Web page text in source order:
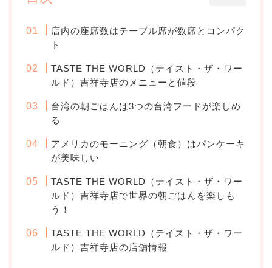
店内の座席数はテーブル席が数席とコンパク
ト
TASTE THE WORLD（テイスト・ザ・ワー
ルド）吉祥寺店のメニューと値段
台湾の朝ごはんは3つの台湾フードが楽しめ
る
アメリカのモーニング（朝食）はパンケーキ
が美味しい
TASTE THE WORLD（テイスト・ザ・ワー
ルド）吉祥寺店で世界の朝ごはんを楽しも
う！
TASTE THE WORLD（テイスト・ザ・ワー
ルド）吉祥寺店の店舗情報